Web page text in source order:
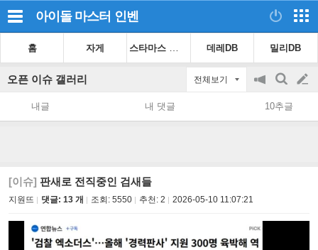
아이돌 마스터 인벤
홈 자게 데레DB 밀리DB
오픈 이슈 갤러리 전체보기
공
지
on/off
검
색
글
쓰
내글 내 댓글 10추글
[이슈] 판새로 전직중인 검새들
지원뜨 댓글: 13 개 조회: 5550 추천: 2 2026-05-10 11:07:21